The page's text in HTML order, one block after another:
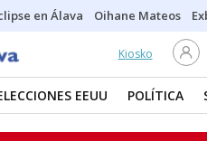
en Álava Oihane Mateos
Kiosko
EEUU POLÍTICA